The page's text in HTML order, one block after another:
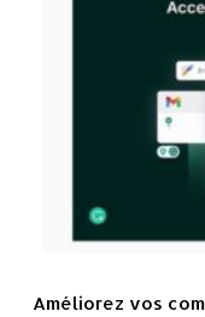
Améliorez vos